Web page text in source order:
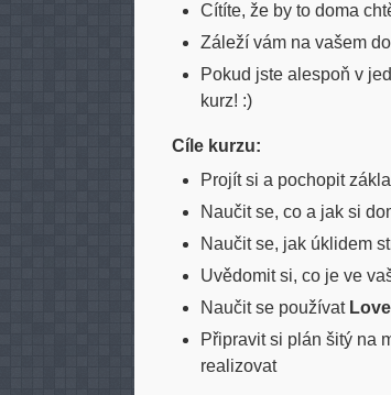
Cítíte, že by to doma
Záleží vám na vašem
Pokud jste alespoň v
kurz! :)
Cíle kurzu:
Projít si a pochopit
Naučit se, co a jak si
Naučit se, jak úklidem
Uvědomit si, co je ve
Naučit se používat
Připravit si plán šitý na
realizovat